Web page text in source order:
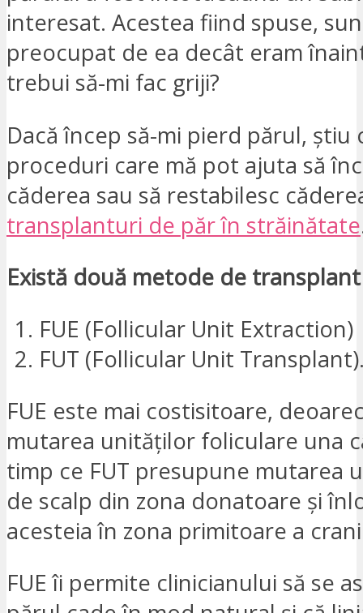
interesat. Acestea fiind spuse,
preocupat de ea decât eram
trebui să-mi fac griji?
Dacă încep să-mi pierd părul, știu
proceduri care mă pot ajuta să
căderea sau să restabilesc
transplanturi de păr în străinătate
Există două metode de
FUE (Follicular Unit Extraction)
FUT (Follicular Unit
FUE este mai costisitoare,
mutarea unităților foliculare una
timp ce FUT presupune mutarea
de scalp din zona donatoare și
acesteia în zona primitoare a
FUE îi permite clinicianului să se